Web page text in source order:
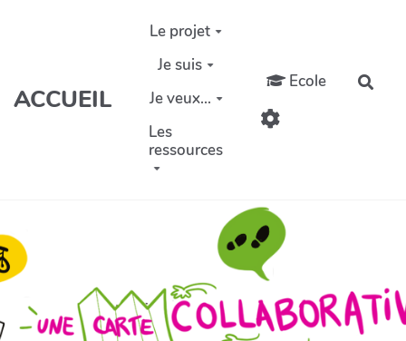
Aller au contenu principal
ACCUEIL
Le projet
Je suis
Je veux...
Les
ressources
Ecole